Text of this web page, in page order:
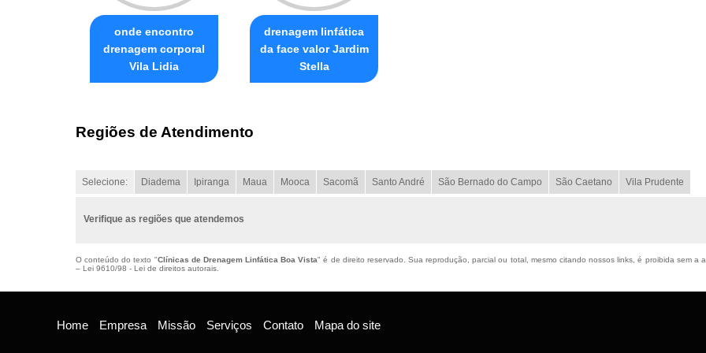
onde encontro
drenagem corporal
Vila Lidia
drenagem linfática
da face valor Jardim
Stella
Regiões de Atendimento
Selecione: Diadema Ipiranga Maua Mooca Sacomã Santo André São Bernado do Campo São Caetano Vila Prudente
Verifique as regiões que atendemos
O conteúdo do texto "Clínicas de Drenagem Linfática Boa Vista" é de direito reservado. Sua reprodução, parcial ou total, mesmo citando nossos links, é proibida sem
– Lei 9610/98 - Lei de direitos autorais
Home Empresa Missão Serviços Contato Mapa do site